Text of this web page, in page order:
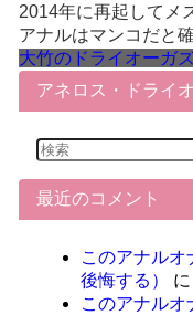
2014年に再起してメ
アナルはマンコだと
大竹のドライオーガ
アネロス・ドライ
最近のコメント
このアナル
後悔する）
に
このアナル